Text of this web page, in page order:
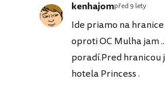
kenhajompřed 9 lety
Ide priamo na
oproti OC Mulha jam
poradí.Pred hranicou
hotela Princess .